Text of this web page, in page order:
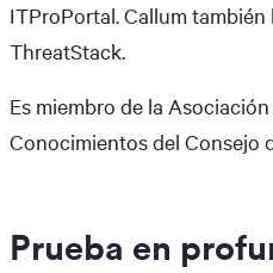
ITProPortal. Callum
ThreatStack.
Es miembro de la
Conocimientos del Consejo
Prueba en